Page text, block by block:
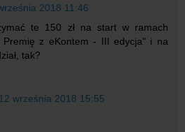
2018 11:46
te 150 zł na start w ramach
Premię z eKontem - III edycja" i na
tak?
12 września 2018 15:55